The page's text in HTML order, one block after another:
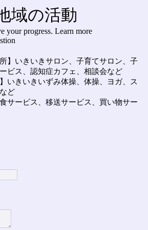
域の活動
your progress. Learn more
】いきいきサロン、子育てサロン、子
ビス、認知症カフェ、相談会など
いきいきいずみ体操、体操、ヨガ、ス
ど
サービス、移送サービス、買い物サー